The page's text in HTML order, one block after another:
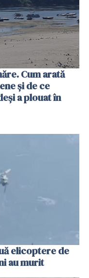
Cum arată
și de ce
a plouat în
elicoptere de
au murit